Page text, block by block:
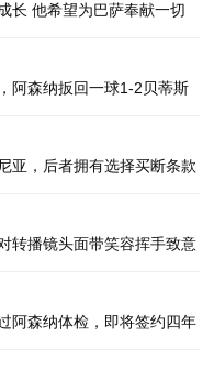
长 他希望为巴萨奉献一切
阿森纳扳回一球1-2贝蒂斯
亚，后者拥有选择买断条款
转播镜头面带笑容挥手致意
阿森纳体检，即将签约四年